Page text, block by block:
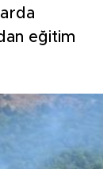
eğitim